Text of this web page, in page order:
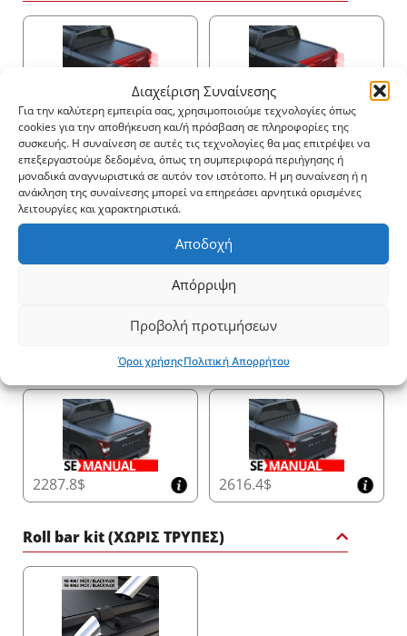
Διαχείριση Συναίνεσης
Για την καλύτερη εμπειρία σας, χρησιμοποιούμε τεχνολογίες όπως
cookies για την αποθήκευση και/ή πρόσβαση σε πληροφορίες της
συσκευής. Η συναίνεση σε αυτές τις τεχνολογίες θα μας επιτρέψει να
επεξεργαστούμε δεδομένα, όπως τη συμπεριφορά περιήγησης ή
μοναδικά αναγνωριστικά σε αυτόν τον ιστότοπο. Η μη συναίνεση ή η
ανάκληση της συναίνεσης μπορεί να επηρεάσει αρνητικά ορισμένες
λειτουργίες και χαρακτηριστικά.
Αποδοχή
Απόρριψη
Προβολή προτιμήσεων
Όροι χρήσηςΠολιτική Απορρήτου
2790$ 3893.6$
3124.8$
3484.4$
2287.8$ 2616.4$
Roll bar kit (ΧΩΡΙΣ ΤΡΥΠΕΣ)